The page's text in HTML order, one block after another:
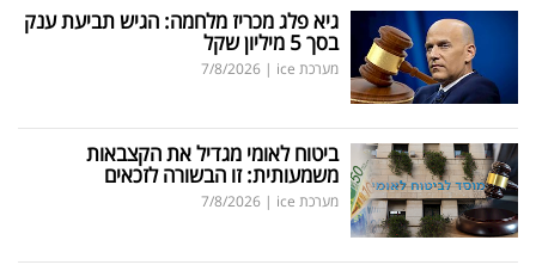
גיא פלג מכריז מלחמה: הגיש תביעת ענק
בסך 5 מיליון שקל
מערכת ice |
7/8/2026
ביטוח לאומי מגדיל את הקצבאות
משמעותית: זו הבשורה לזכאים
מערכת ice |
7/8/2026